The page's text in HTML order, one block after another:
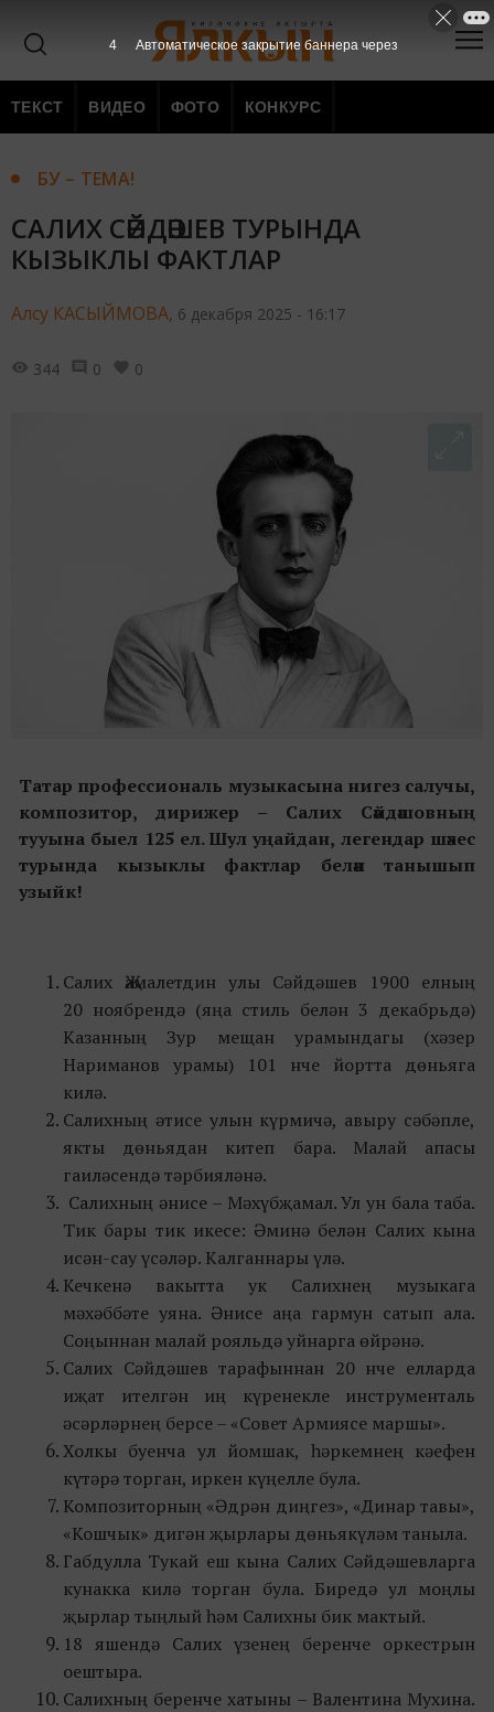
ТЕКСТ ВИДЕО ФОТО КОНКУРС
БУ – ТЕМА!
САЛИХ СӘЙДӘШЕВ ТУРЫНДА
КЫЗЫКЛЫ ФАКТЛАР
Алсу КАСЫЙМОВА, 6 декабря 2025 - 16:17
344 0 0
Татар профессиональ музыкасына нигез салучы,
композитор, дирижер – Салих Сәйдәшовның
тууына быел 125 ел. Шул уңайдан, легендар шәхес
турында кызыклы фактлар белән танышып
узыйк!
Салих Җамалетдин улы Сәйдәшев 1900 елның
20 ноябрендә (яңа стиль белән 3 декабрьдә)
Казанның Зур мещан урамындагы (хәзер
Нариманов урамы) 101 нче йортта дөньяга
килә.
Салихның әтисе улын күрмичә, авыру сәбәпле,
якты дөньядан китеп бара. Малай апасы
гаиләсендә тәрбияләнә.
Салихның әнисе – Мәхүбҗамал. Ул ун бала таба.
Тик бары тик икесе: Әминә белән Салих кына
исән-сау үсәләр. Калганнары үлә.
Кечкенә вакытта ук Салихнең музыкага
мәхәббәте уяна. Әнисе аңа гармун сатып ала.
Соңыннан малай рояльдә уйнарга өйрәнә.
Салих Сәйдәшев тарафыннан 20 нче елларда
иҗат ителгән иң күренекле инструменталь
әсәрләрнең берсе – «Совет Армиясе маршы».
Холкы буенча ул йомшак, һәркемнең кәефен
күтәрә торган, иркен күңелле була.
Композиторның «Әдрән диңгез», «Динар тавы»,
«Кошчык» дигән җырлары дөньякүләм таныла.
Габдулла Тукай еш кына Салих Сәйдәшевларга
кунакка килә торган була. Биредә ул моңлы
җырлар тыңлый һәм Салихны бик мактый.
18 яшендә Салих үзенең беренче оркестрын
оештыра.
Салихның беренче хатыны – Валентина Мухина.
3 Автоматическое закрытие баннера через